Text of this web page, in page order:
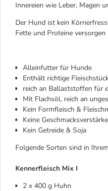
Innereien wie Leber, Magen
Der Hund ist kein
Fette und Proteine
Alleinfutter für Hunde
Enthält richtige
reich an Ballaststoffen für
Mit Flachsöl, reich an
Kein Formfleisch &
Keine
Kein Getreide & Soja
Folgende Sorten sind in
Kennerfleisch Mix I
2 x 400 g Huhn